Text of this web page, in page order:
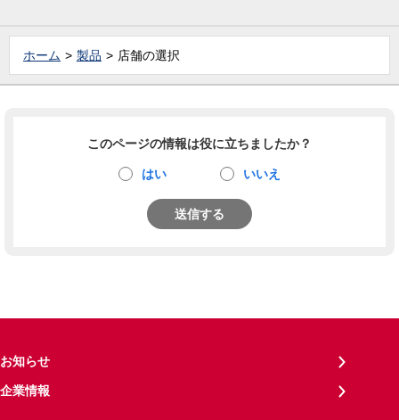
ホーム 製品 店舗の選択
このページの情報は役に立ちましたか？
はい いいえ
送信する
お知らせ
企業情報